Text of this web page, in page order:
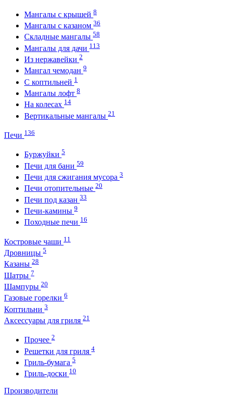
Мангалы с крышей 8
Мангалы с казаном 36
Складные мангалы 58
Мангалы для дачи 113
Из нержавейки 2
Мангал чемодан 9
С коптильней 1
Мангалы лофт 8
На колесах 14
Вертикальные мангалы 21
Печи 136
Буржуйки 5
Печи для бани 59
Печи для сжигания мусора 3
Печи отопительные 20
Печи под казан 33
Печи-камины 9
Походные печи 16
Костровые чаши 11
Дровницы 5
Казаны 28
Шатры 7
Шампуры 20
Газовые горелки 6
Коптильни 3
Аксессуары для гриля 21
Прочее 2
Решетки для гриля 4
Гриль-бумага 5
Гриль-доски 10
Производители